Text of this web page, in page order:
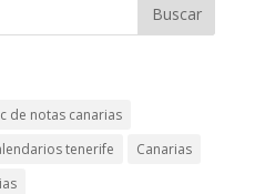
de notas canarias
tenerife
Canarias